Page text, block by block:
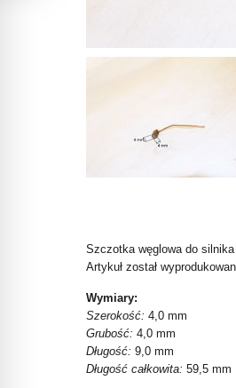
Szczotka węglowa do
Artykuł został
Wymiary:
Szerokość: 4,0 mm
Grubość: 4,0 mm
Długość: 9,0 mm
Długość całkowita: 59,5 mm